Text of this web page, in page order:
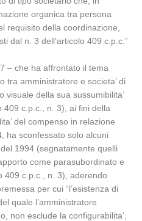
organica tra persona
requisito della coordinazione,
dal n. 3 dell’articolo 409 c.p.c.”
– che ha affrontato il tema
tra amministratore e societa’ di
visuale della sua sussumibilita’
409 c.p.c., n. 3), ai fini della
del compenso in relazione
ha sconfessato solo alcuni
1994 (segnatamente quelli
come parasubordinato e
409 c.p.c., n. 3), aderendo
per cui “l’esistenza di
quale l’amministratore
non esclude la configurabilita’,